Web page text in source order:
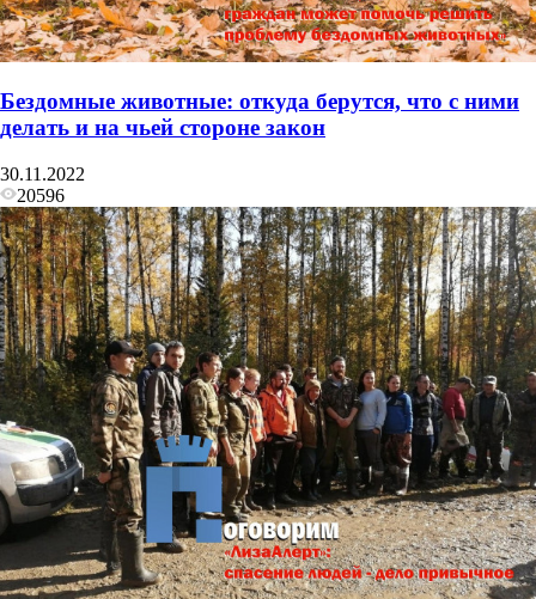
Бездомные животные: откуда берутся, что с ними
делать и на чьей стороне закон
30.11.2022
20596